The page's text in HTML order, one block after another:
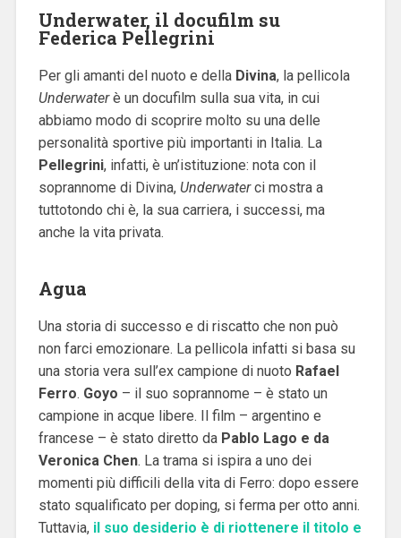
Underwater, il docufilm su
Federica Pellegrini
Per gli amanti del nuoto e della Divina, la pellicola
Underwaterè un docufilm sulla sua vita, in cui
abbiamo modo di scoprire molto su una delle
personalità sportive più importanti in Italia. La
Pellegrini, infatti, è un’istituzione: nota con il
soprannome di Divina, Underwaterci mostra a
tuttotondo chi è, la sua carriera, i successi, ma
anche la vita privata.
Agua
Una storia di successo e di riscatto che non può
non farci emozionare. La pellicola infatti si basa su
una storia vera sull’ex campione di nuoto Rafael
Ferro. Goyo – il suo soprannome – è stato un
campione in acque libere. Il film – argentino e
francese – è stato diretto da Pablo Lago e da
Veronica Chen. La trama si ispira a uno dei
momenti più difficili della vita di Ferro: dopo essere
stato squalificato per doping, si ferma per otto anni.
Tuttavia, il suo desiderio è di riottenere il titolo e